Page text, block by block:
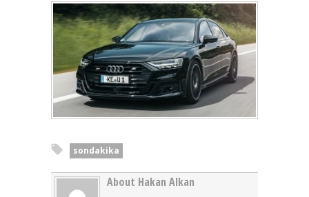
sondakika
About Hakan Alkan